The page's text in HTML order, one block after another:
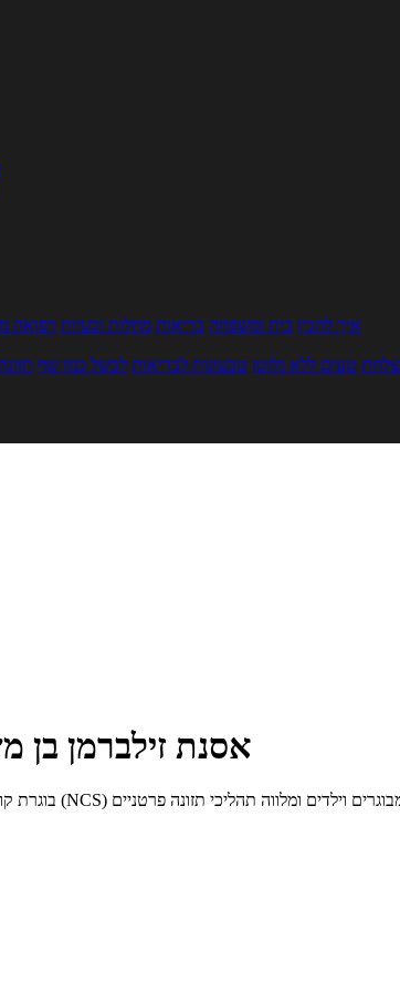
איך להכין בית ומשפחה בריאות מחלות ובעיות רפואה
טעים ללא גלוטן טבעונות לבריאות לבשל כמו שף
אסנת זילברמן בן